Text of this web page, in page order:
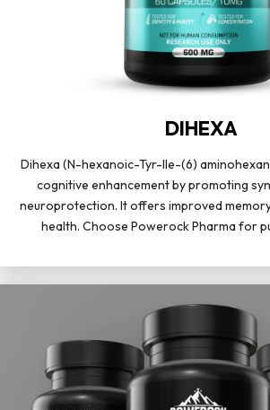
DIHEXA
Dihexa (N-hexanoic-Tyr-Ile-(6)
cognitive enhancement by promoting
neuroprotection. It offers improved
health. Choose Powerock Pharma for